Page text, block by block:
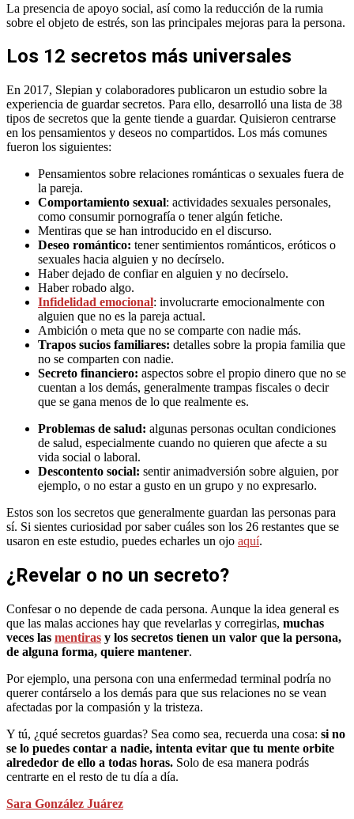
La presencia de apoyo social, así como la reducción de la rumia
sobre el objeto de estrés, son las principales mejoras para la persona.
Los 12 secretos más universales
En 2017, Slepian y colaboradores publicaron un estudio sobre la
experiencia de guardar secretos. Para ello, desarrolló una lista de 38
tipos de secretos que la gente tiende a guardar. Quisieron centrarse
en los pensamientos y deseos no compartidos. Los más comunes
fueron los siguientes:
Pensamientos sobre relaciones románticas o sexuales fuera de
la pareja.
Comportamiento sexual: actividades sexuales personales,
como consumir pornografía o tener algún fetiche.
Mentiras que se han introducido en el discurso.
Deseo romántico: tener sentimientos románticos, eróticos o
sexuales hacia alguien y no decírselo.
Haber dejado de confiar en alguien y no decírselo.
Haber robado algo.
Infidelidad emocional: involucrarte emocionalmente con
alguien que no es la pareja actual.
Ambición o meta que no se comparte con nadie más.
Trapos sucios familiares: detalles sobre la propia familia que
no se comparten con nadie.
Secreto financiero: aspectos sobre el propio dinero que no se
cuentan a los demás, generalmente trampas fiscales o decir
que se gana menos de lo que realmente es.
Problemas de salud: algunas personas ocultan condiciones
de salud, especialmente cuando no quieren que afecte a su
vida social o laboral.
Descontento social: sentir animadversión sobre alguien, por
ejemplo, o no estar a gusto en un grupo y no expresarlo.
Estos son los secretos que generalmente guardan las personas para
sí. Si sientes curiosidad por saber cuáles son los 26 restantes que se
usaron en este estudio, puedes echarles un ojo aquí.
¿Revelar o no un secreto?
Confesar o no depende de cada persona. Aunque la idea general es
que las malas acciones hay que revelarlas y corregirlas, muchas
veces las mentiras y los secretos tienen un valor que la persona,
de alguna forma, quiere mantener.
Por ejemplo, una persona con una enfermedad terminal podría no
querer contárselo a los demás para que sus relaciones no se vean
afectadas por la compasión y la tristeza.
Y tú, ¿qué secretos guardas? Sea como sea, recuerda una cosa: si no
se lo puedes contar a nadie, intenta evitar que tu mente orbite
alrededor de ello a todas horas. Solo de esa manera podrás
centrarte en el resto de tu día a día.
Sara González Juárez